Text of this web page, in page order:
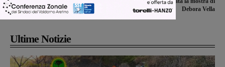
Debora Vella
Ultime Notizie